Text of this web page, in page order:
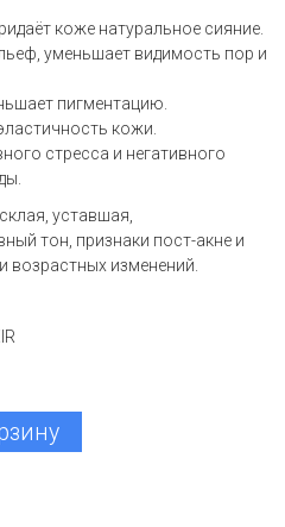
коже натуральное сияние.
уменьшает видимость пор и
пигментацию.
кожи.
стресса и негативного
уставшая,
тон, признаки пост-акне и
возрастных изменений.